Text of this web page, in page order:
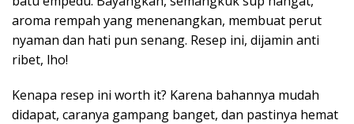
aroma rempah yang menenangkan, membuat perut
nyaman dan hati pun senang. Resep ini, dijamin anti
ribet, lho!
Kenapa resep ini worth it? Karena bahannya mudah
didapat, caranya gampang banget, dan pastinya hemat